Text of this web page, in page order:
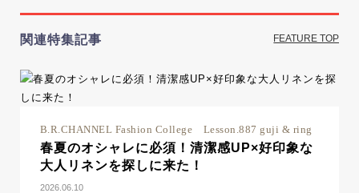
関連特集記事 FEATURE TOP
B.R.CHANNEL Fashion College Lesson.887 guji & ring
春夏のオシャレに必須！清潔感UP×好印象な
大人リネンを探しに来た！
2026.06.10